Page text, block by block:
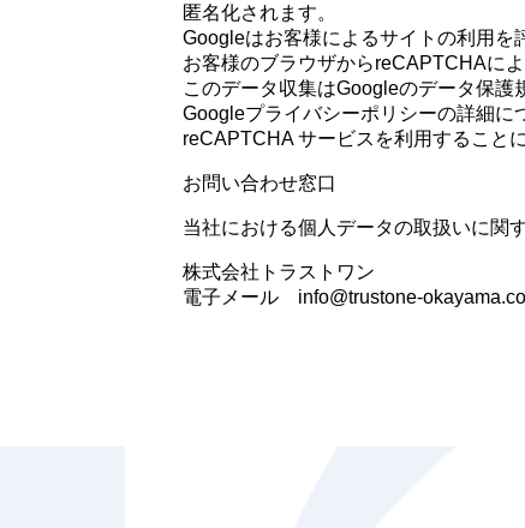
匿名化されます。
Googleはお客様によるサイトの利用を
お客様のブラウザからreCAPTCHAに
このデータ収集はGoogleのデータ保護
Googleプライバシーポリシーの詳細
reCAPTCHA サービスを利用すること
お問い合わせ窓口
当社における個人データの取扱いに関
株式会社トラストワン
電子メール info@trustone-